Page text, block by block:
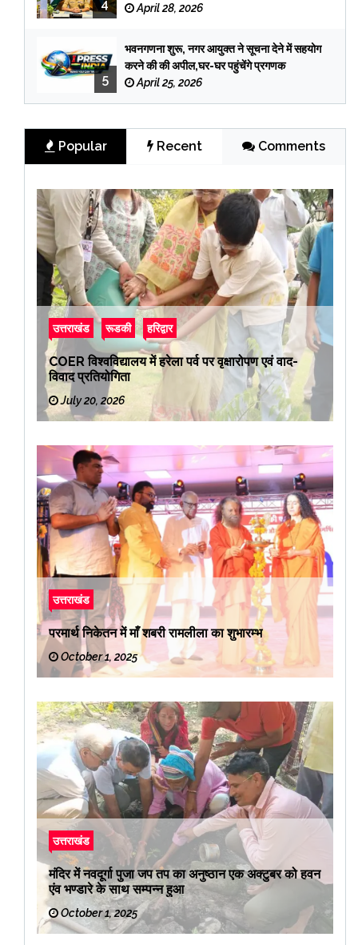
4
April 28, 2026
5
भवनगणना शुरू, नगर आयुक्त ने सूचना देने में सहयोग
करने की की अपील,घर-घर पहुंचेंगे प्रगणक
April 25, 2026
Popular Recent Comments
उत्तराखंड रूडकी हरिद्वार
COER विश्वविद्यालय में हरेला पर्व पर वृक्षारोपण एवं वाद-
विवाद प्रतियोगिता
July 20, 2026
उत्तराखंड
परमार्थ निकेतन में माँ शबरी रामलीला का शुभारम्भ
October 1, 2025
उत्तराखंड
मंदिर में नवदूर्गा पुजा जप तप का अनुष्ठान एक अक्टुबर को हवन
एंव भण्डारे के साथ सम्पन्न हुआ
October 1, 2025